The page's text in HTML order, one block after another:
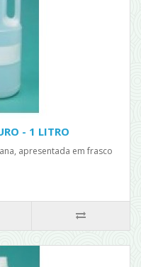
- 1 LITRO
apresentada em frasco